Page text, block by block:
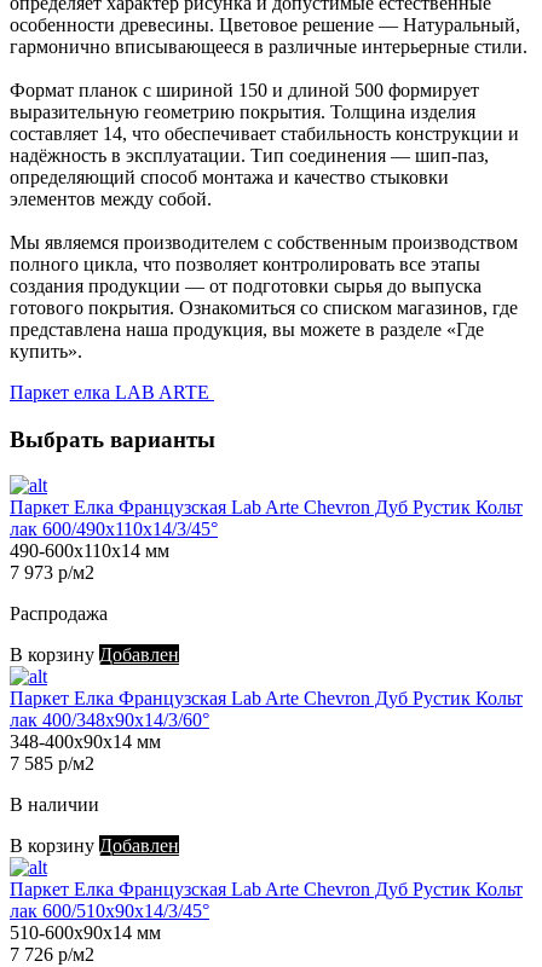
особенности древесины. Цветовое решение — Натуральный,
гармонично вписывающееся в различные интерьерные стили.
Формат планок с шириной 150 и длиной 500 формирует
выразительную геометрию покрытия. Толщина изделия
составляет 14, что обеспечивает стабильность конструкции и
надёжность в эксплуатации. Тип соединения — шип-паз,
определяющий способ монтажа и качество стыковки
элементов между собой.
Мы являемся производителем с собственным производством
полного цикла, что позволяет контролировать все этапы
создания продукции — от подготовки сырья до выпуска
готового покрытия. Ознакомиться со списком магазинов, где
представлена наша продукция, вы можете в разделе «Где
купить».
Паркет елка LAB ARTE
Выбрать варианты
Паркет Елка Французская Lab Arte Chevron Дуб Рустик Кольт
лак 600/490х110х14/3/45°
490-600х110х14 мм
7 973 р/м2
Распродажа
В корзину Добавлен
Паркет Елка Французская Lab Arte Chevron Дуб Рустик Кольт
лак 400/348х90х14/3/60°
348-400х90х14 мм
7 585 р/м2
В наличии
В корзину Добавлен
Паркет Елка Французская Lab Arte Chevron Дуб Рустик Кольт
лак 600/510х90х14/3/45°
510-600х90х14 мм
7 726 р/м2